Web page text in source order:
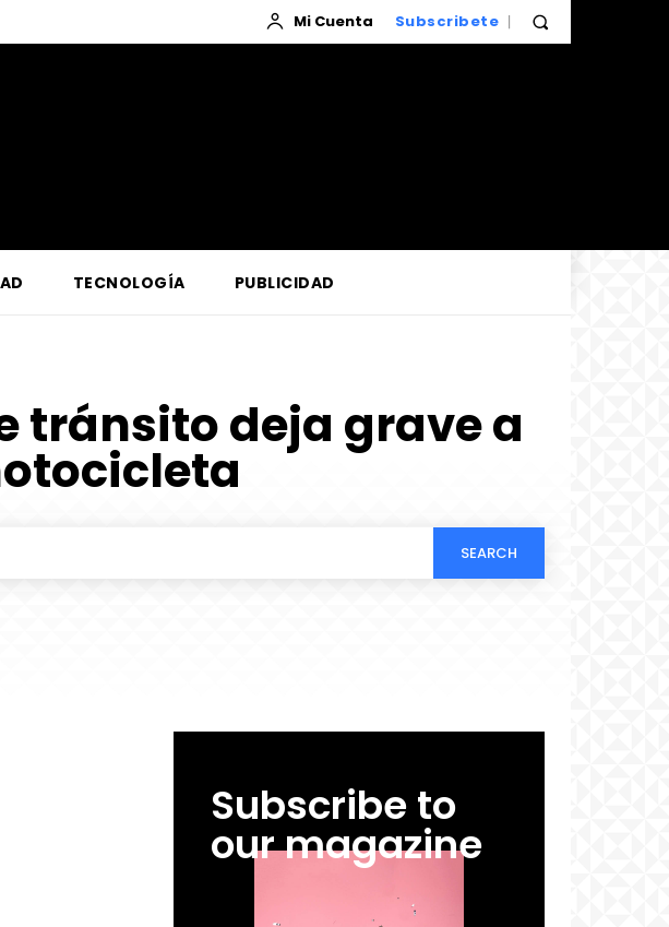
Mi Cuenta Subscribete
TECNOLOGÍA PUBLICIDAD
tránsito deja grave a
SEARCH
Subscribe to
our magazine